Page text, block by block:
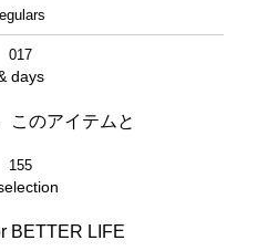
017
days
このアイテムと
155
BETTER LIFE